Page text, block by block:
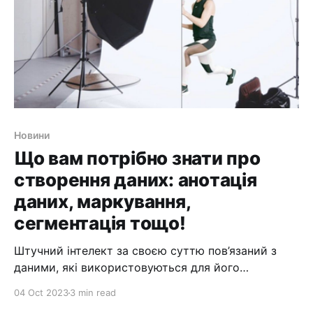
Новини
Що вам потрібно знати про
створення даних: анотація
даних, маркування,
сегментація тощо!
Штучний інтелект за своєю суттю пов’язаний з
даними, які використовуються для його
04 Oct 20233 min read